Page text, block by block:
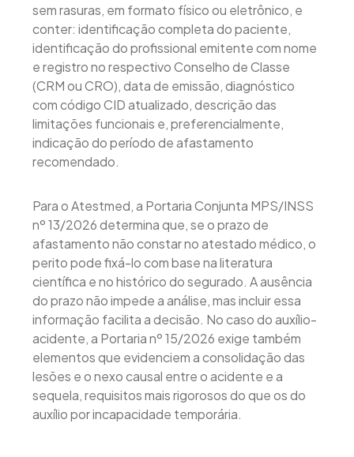
sem rasuras, em formato físico ou eletrônico, e
conter: identificação completa do paciente,
identificação do profissional emitente com nome
e registro no respectivo Conselho de Classe
(CRM ou CRO), data de emissão, diagnóstico
com código CID atualizado, descrição das
limitações funcionais e, preferencialmente,
indicação do período de afastamento
recomendado.
Para o Atestmed, a Portaria Conjunta MPS/INSS
nº 13/2026 determina que, se o prazo de
afastamento não constar no atestado médico, o
perito pode fixá-lo com base na literatura
científica e no histórico do segurado. A ausência
do prazo não impede a análise, mas incluir essa
informação facilita a decisão. No caso do auxílio-
acidente, a Portaria nº 15/2026 exige também
elementos que evidenciem a consolidação das
lesões e o nexo causal entre o acidente e a
sequela, requisitos mais rigorosos do que os do
auxílio por incapacidade temporária.